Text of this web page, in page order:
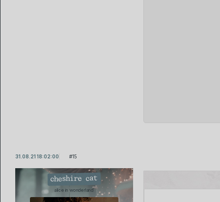
15
31.08.21 18:02:00
cheshire cat
alice in wonderland